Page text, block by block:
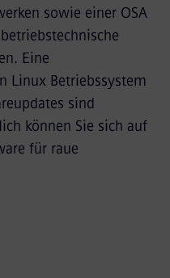
sowie einer OSA
Eine
Linux Betriebssystem
sind
können Sie sich auf
für raue